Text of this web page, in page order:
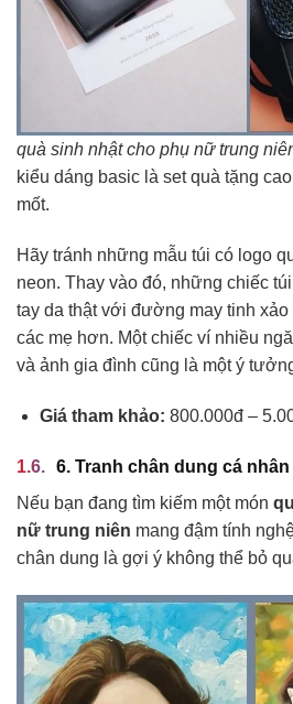
quà sinh nhật cho phụ nữ trung
kiểu dáng basic là set quà tặng
mốt.
Hãy tránh những mẫu túi có logo
neon. Thay vào đó, những chiếc
tay da thật với đường may tinh
các mẹ hơn. Một chiếc ví nhiều
và ảnh gia đình cũng là một ý
Giá tham khảo: 800.000đ –
6. Tranh chân dung cá
Nếu bạn đang tìm kiếm một món
nữ trung niên mang đậm tính
chân dung là gợi ý không thể bỏ